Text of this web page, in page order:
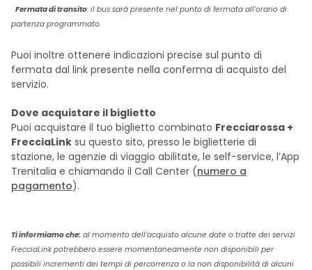
Fermata di transito: il bus sarà presente nel punto di fermata all'orario di
partenza programmato.
Puoi inoltre ottenere indicazioni precise sul punto di
fermata dal link presente nella conferma di acquisto del
servizio.
Dove acquistare il biglietto
Puoi acquistare il tuo biglietto combinato Frecciarossa +
FrecciaLink su questo sito, presso le biglietterie di
stazione, le agenzie di viaggio abilitate, le self-service, l’App
Trenitalia e chiamando il Call Center (numero a
pagamento).
Ti informiamo che: al momento dell’acquisto alcune date o tratte dei servizi
FrecciaLink potrebbero essere momentaneamente non disponibili per
possibili incrementi dei tempi di percorrenza o la non disponibilità di alcuni